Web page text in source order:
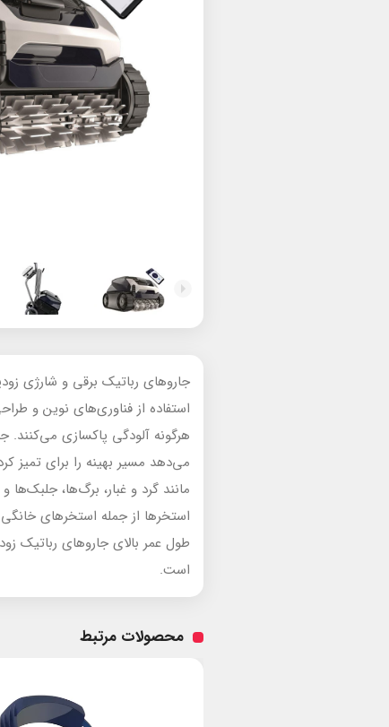
جاروهای رباتیک برقی و شارژی
استفاده از فناوری‌های نوین و
هرگونه آلودگی پاکسازی
می‌دهد مسیر بهینه را برای تمیز
مانند گرد و غبار، برگ‌ها،
استخرها از جمله استخرهای
طول عمر بالای جاروهای رباتیک
است.
محصولات مرتبط